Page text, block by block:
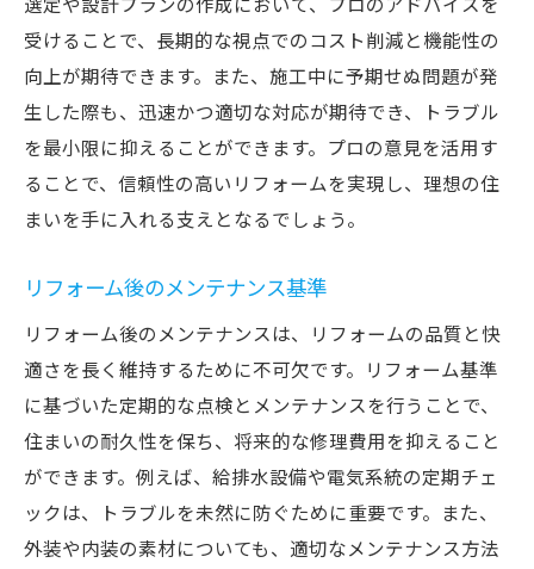
環境に配慮したリフォーム基準
トレンドを取り入れるための基準
居住空間の価値を高める基準
受けることで、長期的な視点でのコスト削減と機能性の
向上が期待できます。また、施工中に予期せぬ問題が発
生した際も、迅速かつ適切な対応が期待でき、トラブル
を最小限に抑えることができます。プロの意見を活用す
ることで、信頼性の高いリフォームを実現し、理想の住
まいを手に入れる支えとなるでしょう。
リフォーム後のメンテナンス基準
リフォーム後のメンテナンスは、リフォームの品質と快
適さを長く維持するために不可欠です。リフォーム基準
に基づいた定期的な点検とメンテナンスを行うことで、
住まいの耐久性を保ち、将来的な修理費用を抑えること
ができます。例えば、給排水設備や電気系統の定期チェ
ックは、トラブルを未然に防ぐために重要です。また、
外装や内装の素材についても、適切なメンテナンス方法